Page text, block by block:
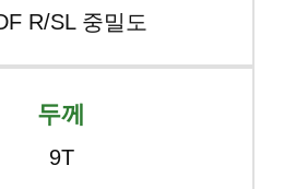
R/SL 중밀도
두께
9T